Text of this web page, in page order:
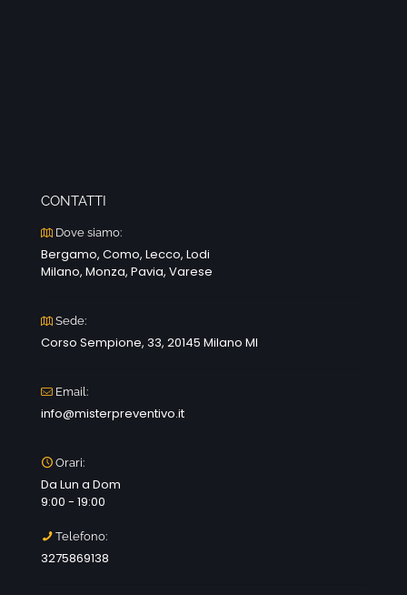
CONTATTI
Dove siamo:
Bergamo, Como, Lecco, Lodi
Milano, Monza, Pavia, Varese
Sede:
Corso Sempione, 33, 20145 Milano MI
Email:
info@misterpreventivo.it
Orari:
Da Lun a Dom
9:00 - 19:00
Telefono:
3275869138